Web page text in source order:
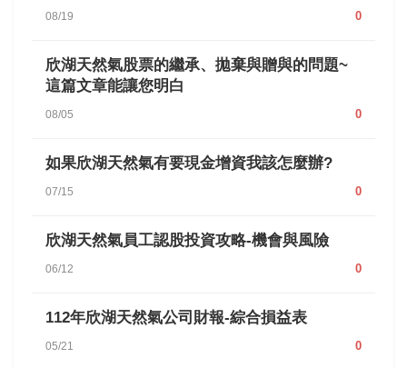
08/19 0
欣湖天然氣股票的繼承、拋棄與贈與的問題~
這篇文章能讓您明白
08/05 0
如果欣湖天然氣有要現金增資我該怎麼辦?
07/15 0
欣湖天然氣員工認股投資攻略-機會與風險
06/12 0
112年欣湖天然氣公司財報-綜合損益表
05/21 0